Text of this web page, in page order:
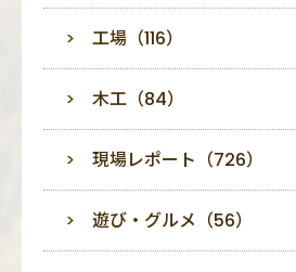
工場（116）
木工（84）
現場レポート（726）
遊び・グルメ（56）